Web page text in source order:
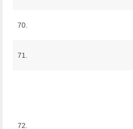
70.
71.
72.